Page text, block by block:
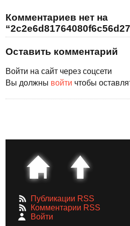
Комментариев нет на
Оставить комментарий
Войти на сайт через соцсети
Вы должны войти чтобы
Публикации RSS
Комментарии RSS
Войти